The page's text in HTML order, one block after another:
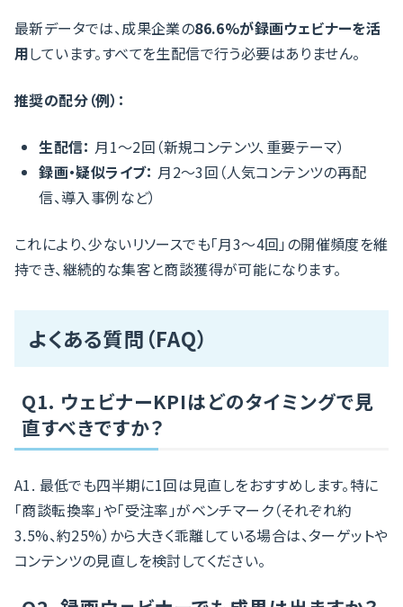
最新データでは、成果企業の86.6%が録画ウェビナーを活
用しています。すべてを生配信で行う必要はありません。
推奨の配分（例）：
生配信： 月1〜2回（新規コンテンツ、重要テーマ）
録画・疑似ライブ： 月2〜3回（人気コンテンツの再配
信、導入事例など）
これにより、少ないリソースでも「月3〜4回」の開催頻度を維
持でき、継続的な集客と商談獲得が可能になります。
よくある質問（FAQ）
Q1. ウェビナーKPIはどのタイミングで見
直すべきですか？
A1. 最低でも四半期に1回は見直しをおすすめします。特に
「商談転換率」や「受注率」がベンチマーク（それぞれ約
3.5%、約25%）から大きく乖離している場合は、ターゲットや
コンテンツの見直しを検討してください。